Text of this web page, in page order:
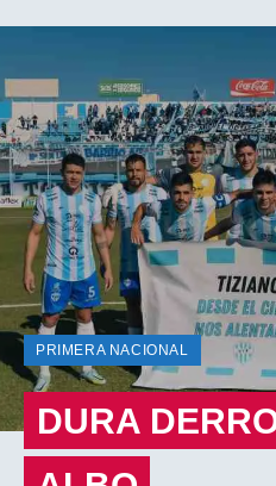
PRIMERA NACIONAL
DURA